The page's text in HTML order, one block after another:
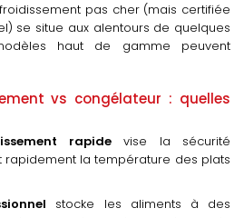
pas cher (mais certifiée
se situe aux alentours de quelques
haut de gamme peuvent
vs congélateur : quelles
rapidevise la sécurité
rapidement la température des plats
stocke les aliments à des